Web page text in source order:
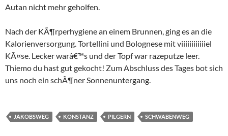
Autan nicht mehr geholfen.
Nach der KÃ¶rperhygiene an einem Brunnen, ging es an die
Kalorienversorgung. Tortellini und Bolognese mit viiiiiiiiiiiiel
KÃ¤se. Lecker warâ€™s und der Topf war razeputze leer.
Thiemo du hast gut gekocht! Zum Abschluss des Tages bot sich
uns noch ein schÃ¶ner Sonnenuntergang.
JAKOBSWEG KONSTANZ PILGERN SCHWABENWEG